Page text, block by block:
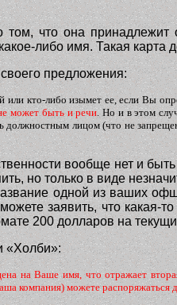
что она
либо имя. Такая карта
предложения:
кто-либо изымет ее, если Вы
может быть и речи. Но и в этом
должностным лицом (что не
вообще нет и
но только в виде
одной из ваших
заявить, что
200 долларов на
«Холби»:
на Ваше имя, что отражает
компания) можете